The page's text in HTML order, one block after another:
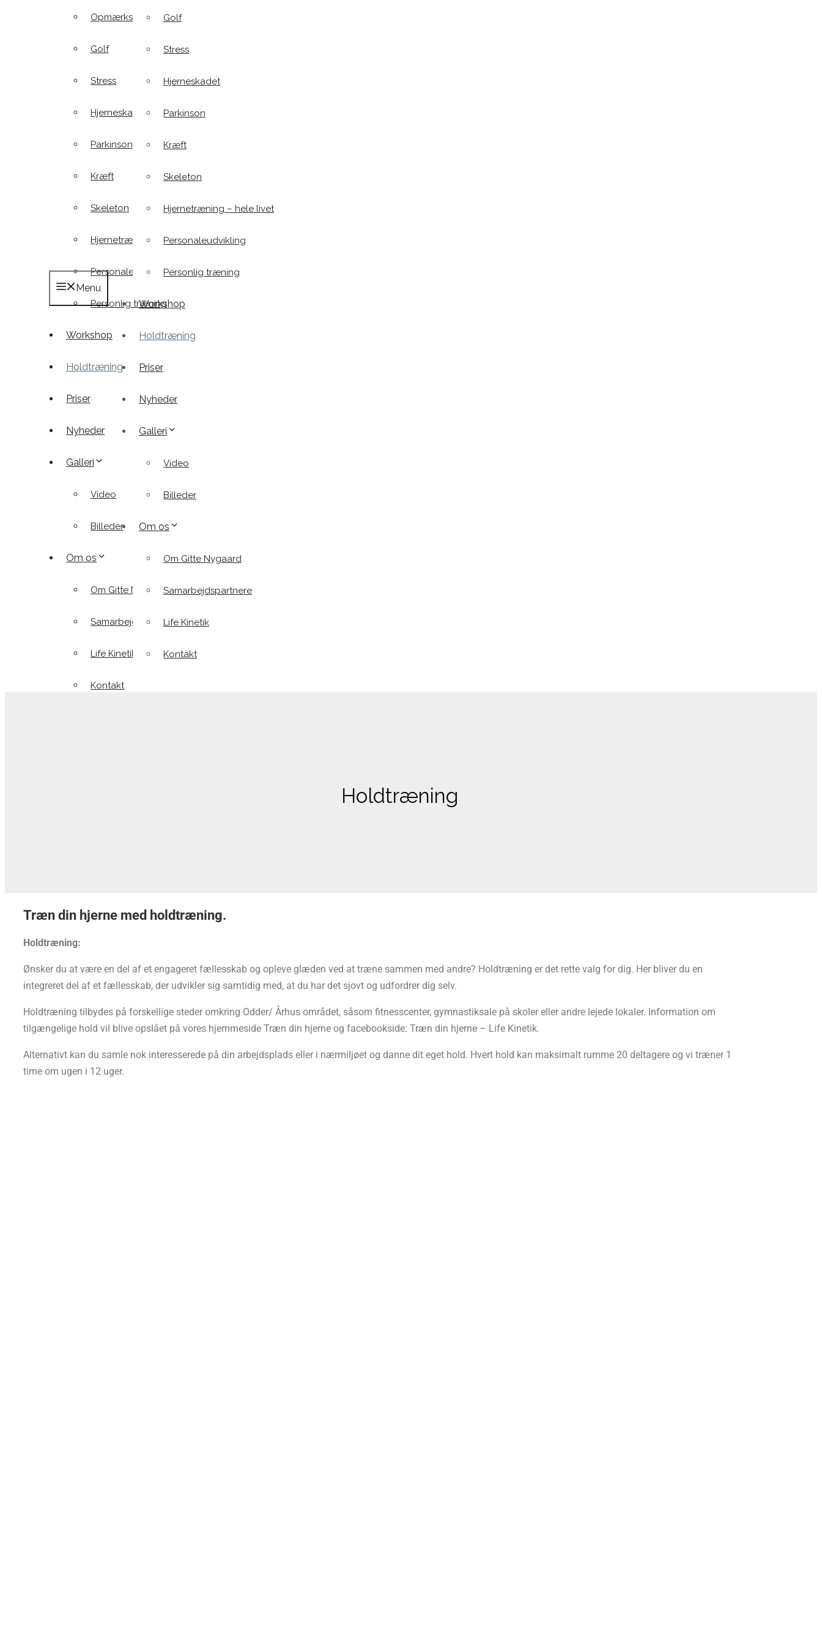
Opmærksomhedsforstyrrelser
Golf
Stress
Hjerneskadet
Parkinson
Kræft
Skeleton
Hjernetræning – hele livet
Personaleudvikling
Personlig træning
Workshop
Holdtræning
Priser
Nyheder
Galleri
Video
Billeder
Om os
Om Gitte Nygaard
Samarbejdspartnere
Life Kinetik
Kontakt
Menu
Golf
Stress
Hjerneskadet
Parkinson
Kræft
Skeleton
Hjernetræning – hele livet
Personaleudvikling
Personlig træning
Workshop
Holdtræning
Priser
Nyheder
Galleri
Video
Billeder
Om os
Om Gitte Nygaard
Samarbejdspartnere
Life Kinetik
Kontakt
Holdtræning
Træn din hjerne med holdtræning.
Holdtræning:
Ønsker du at være en del af et engageret fællesskab og opleve glæden ved at træne sammen med andre? Holdtræning er det rette valg for dig. Her bliver du en
integreret del af et fællesskab, der udvikler sig samtidig med, at du har det sjovt og udfordrer dig selv.
Holdtræning tilbydes på forskellige steder omkring Odder/ Århus området, såsom fitnesscenter, gymnastiksale på skoler eller andre lejede lokaler. Information om
tilgængelige hold vil blive opslået på vores hjemmeside Træn din hjerne og facebookside: Træn din hjerne – Life Kinetik.
Alternativt kan du samle nok interesserede på din arbejdsplads eller i nærmiljøet og danne dit eget hold. Hvert hold kan maksimalt rumme 20 deltagere og vi træner 1
time om ugen i 12 uger.